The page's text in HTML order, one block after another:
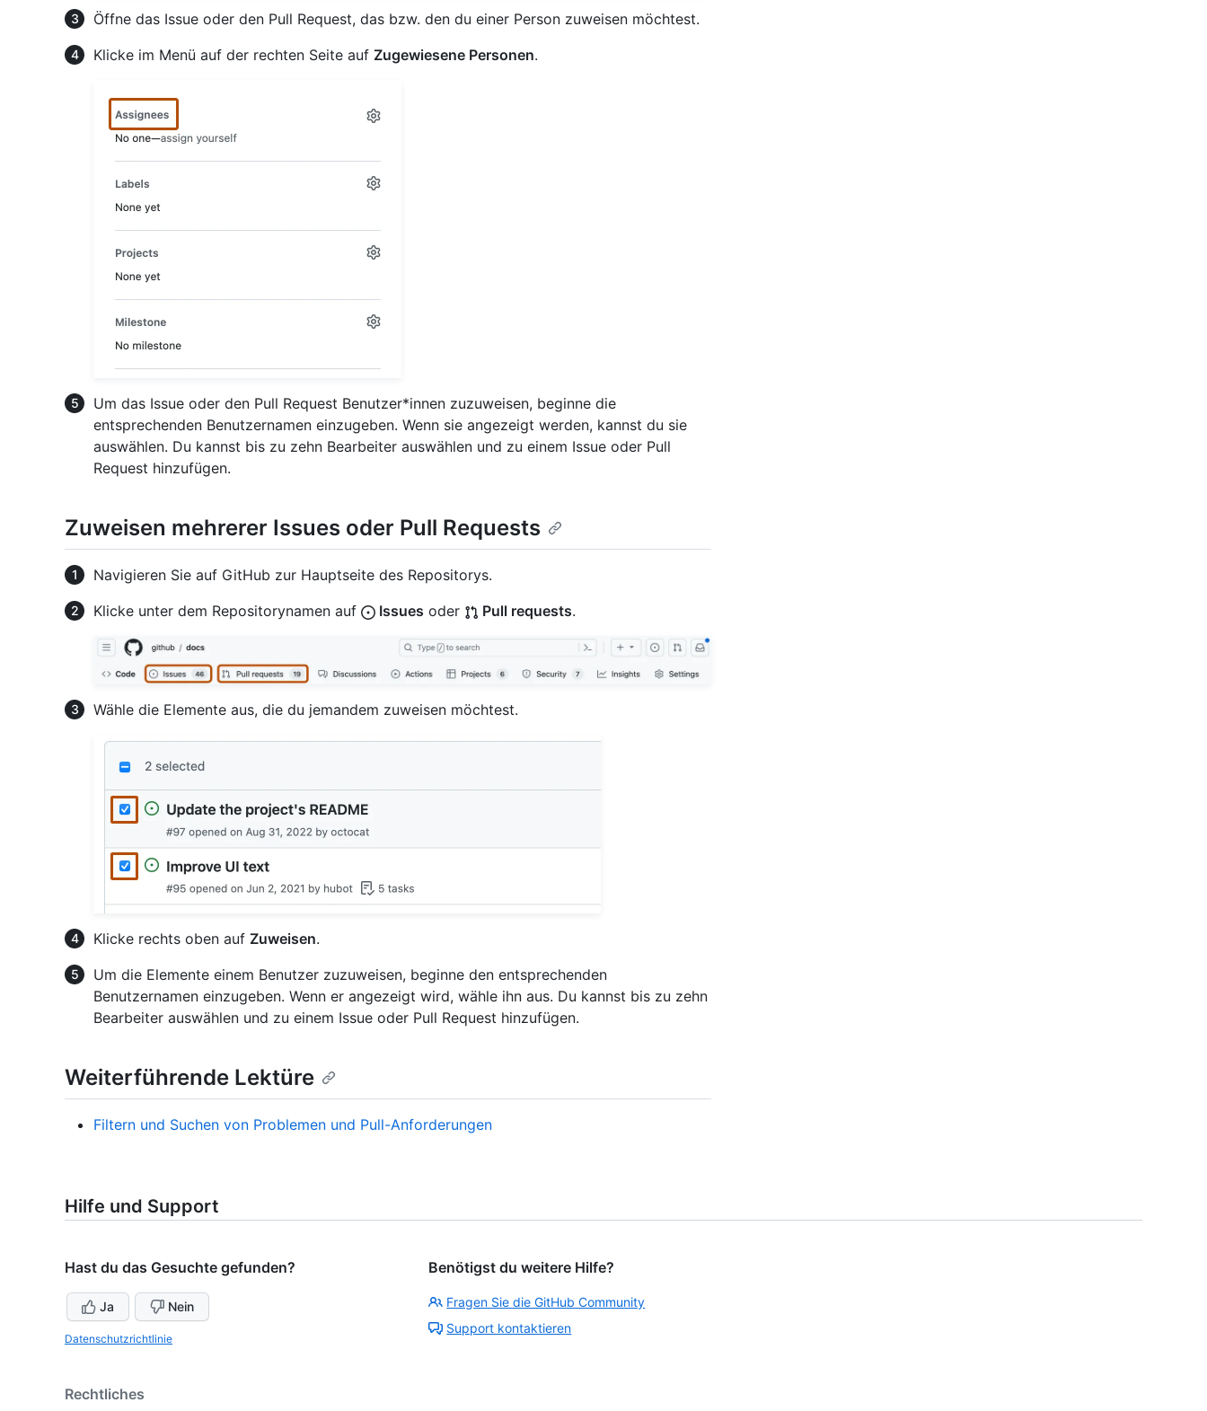
Öffne das Issue oder den Pull Request, das bzw. den du einer Person zuweisen möchtest.
Klicke im Menü auf der rechten Seite auf Zugewiesene Personen.
Um das Issue oder den Pull Request Benutzer*innen zuzuweisen, beginne die
entsprechenden Benutzernamen einzugeben. Wenn sie angezeigt werden, kannst du sie
auswählen. Du kannst bis zu zehn Bearbeiter auswählen und zu einem Issue oder Pull
Request hinzufügen.
Zuweisen mehrerer Issues oder Pull Requests
Navigieren Sie auf GitHub zur Hauptseite des Repositorys.
Klicke unter dem Repositorynamen auf
Issues oder Pull requests.
Wähle die Elemente aus, die du jemandem zuweisen möchtest.
Klicke rechts oben auf Zuweisen.
Um die Elemente einem Benutzer zuzuweisen, beginne den entsprechenden
Benutzernamen einzugeben. Wenn er angezeigt wird, wähle ihn aus. Du kannst bis zu zehn
Bearbeiter auswählen und zu einem Issue oder Pull Request hinzufügen.
Weiterführende Lektüre
Filtern und Suchen von Problemen und Pull-Anforderungen
Hilfe und Support
Hast du das Gesuchte gefunden?
Ja Nein
Datenschutzrichtlinie
Benötigst du weitere Hilfe?
Fragen Sie die GitHub Community
Support kontaktieren
Rechtliches